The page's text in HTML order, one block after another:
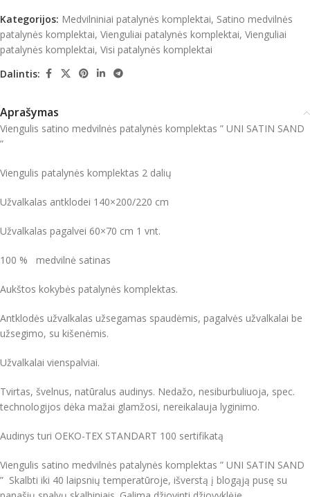
Kategorijos: Medvilniniai patalynės komplektai, Satino medvilnės
patalynės komplektai, Vienguliai patalynės komplektai, Vienguliai
patalynės komplektai, Visi patalynės komplektai
Dalintis:
Aprašymas
Viengulis satino medvilnės patalynės komplektas ” UNI SATIN SAND
”
Viengulis patalynės komplektas 2 dalių
Užvalkalas antklodei 140×200/220 cm
Užvalkalas pagalvei 60×70 cm 1 vnt.
100 % medvilnė satinas
Aukštos kokybės patalynės komplektas.
Antklodės užvalkalas užsegamas spaudėmis, pagalvės užvalkalai be
užsegimo, su kišenėmis.
Užvalkalai vienspalviai.
Tvirtas, švelnus, natūralus audinys. Nedažo, nesiburbuliuoja, spec.
technologijos dėka mažai glamžosi, nereikalauja lyginimo.
Audinys turi OEKO-TEX STANDART 100 sertifikatą
Viengulis satino medvilnės patalynės komplektas ” UNI SATIN SAND
” Skalbti iki 40 laipsnių temperatūroje, išverstą į blogąją pusę su